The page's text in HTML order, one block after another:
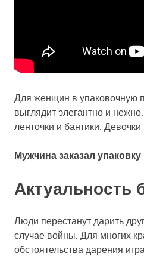
Для женщин в упаковочную
выглядит элегантно и
ленточки и бантики. Девочки
Мужчина заказал
Актуальность
Люди перестанут дарить
случае войны. Для многих
обстоятельства дарения